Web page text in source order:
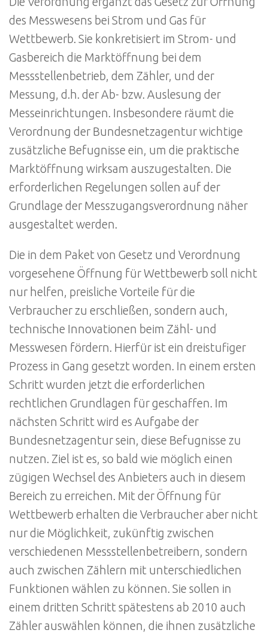
des Messwesens bei Strom und Gas für
Wettbewerb. Sie konkretisiert im Strom- und
Gasbereich die Marktöffnung bei dem
Messstellenbetrieb, dem Zähler, und der
Messung, d.h. der Ab- bzw. Auslesung der
Messeinrichtungen. Insbesondere räumt die
Verordnung der Bundesnetzagentur wichtige
zusätzliche Befugnisse ein, um die praktische
Marktöffnung wirksam auszugestalten. Die
erforderlichen Regelungen sollen auf der
Grundlage der Messzugangsverordnung näher
ausgestaltet werden.
Die in dem Paket von Gesetz und Verordnung
vorgesehene Öffnung für Wettbewerb soll nicht
nur helfen, preisliche Vorteile für die
Verbraucher zu erschließen, sondern auch,
technische Innovationen beim Zähl- und
Messwesen fördern. Hierfür ist ein dreistufiger
Prozess in Gang gesetzt worden. In einem ersten
Schritt wurden jetzt die erforderlichen
rechtlichen Grundlagen für geschaffen. Im
nächsten Schritt wird es Aufgabe der
Bundesnetzagentur sein, diese Befugnisse zu
nutzen. Ziel ist es, so bald wie möglich einen
zügigen Wechsel des Anbieters auch in diesem
Bereich zu erreichen. Mit der Öffnung für
Wettbewerb erhalten die Verbraucher aber nicht
nur die Möglichkeit, zukünftig zwischen
verschiedenen Messstellenbetreibern, sondern
auch zwischen Zählern mit unterschiedlichen
Funktionen wählen zu können. Sie sollen in
einem dritten Schritt spätestens ab 2010 auch
Zähler auswählen können, die ihnen zusätzliche